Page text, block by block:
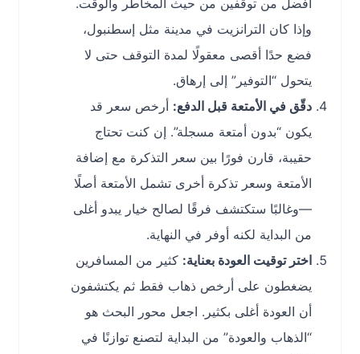
أفضل من توقفين من حيث المخاطر والوقت.
وإذا كان الترانزيت في مدينة مثل إسطنبول،
فضع حدًا أقصى معقولًا لمدة التوقف حتى لا
يتحول “التوفير” إلى إرهاق.
دقّق في الأمتعة قبل الدفع: أرخص سعر قد
يكون “بدون أمتعة مسجلة”. إن كنت تحتاج
حقيبة، قارن فورًا بين سعر التذكرة مع إضافة
الأمتعة وسعر تذكرة أخرى تشمل الأمتعة أصلًا
—وغالبًا ستكتشف فرقًا لصالح خيار يبدو أغلى
من البداية لكنه أوفر في النهاية.
اختر توقيت العودة بعناية: كثير من المسافرين
يضغطون على أرخص ذهاب فقط ثم يكتشفون
أن العودة أغلى بكثير. اجعل محور البحث هو
“الذهاب والعودة” من البداية لتصنع توازنًا في